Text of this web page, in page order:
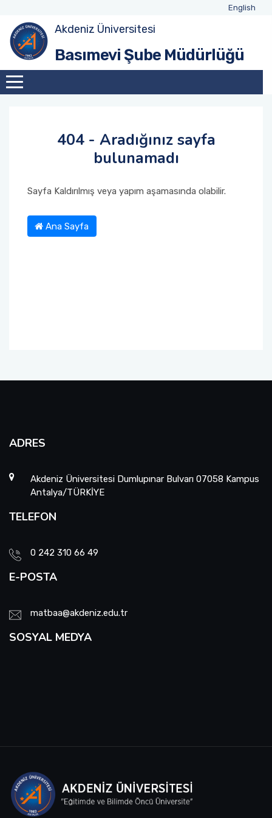
English
Akdeniz Üniversitesi
Basımevi Şube Müdürlüğü
404 - Aradığınız sayfa
bulunamadı
Sayfa Kaldırılmış veya yapım aşamasında olabilir.
Ana Sayfa
ADRES
Akdeniz Üniversitesi Dumlupınar Bulvarı 07058 Kampus
Antalya/TÜRKİYE
TELEFON
0 242 310 66 49
E-POSTA
matbaa@akdeniz.edu.tr
SOSYAL MEDYA